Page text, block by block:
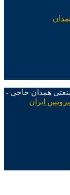
همدان حاجی -
ایران